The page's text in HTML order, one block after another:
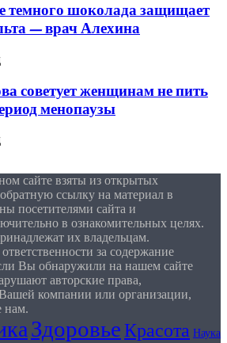
темного шоколада защищает
— врач Алехина
советует женщинам не пить
менопаузы
сайте взяты из открытых
ссылку на материал в
посетителями сайта и
в ознакомительных целях.
их владельцам.
за содержание
Вы обнаружили на нашем сайте
авторские права,
компании или организации,
нам.
ЗдоровьеКрасота Наука